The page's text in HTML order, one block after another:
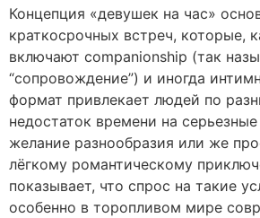
Концепция «девушек на час»
краткосрочных встреч, которые,
включают companionship (так
“сопровождение”) и иногда
формат привлекает людей по
недостаток времени на
желание разнообразия или же
лёгкому романтическому
показывает, что спрос на такие
особенно в торопливом мире